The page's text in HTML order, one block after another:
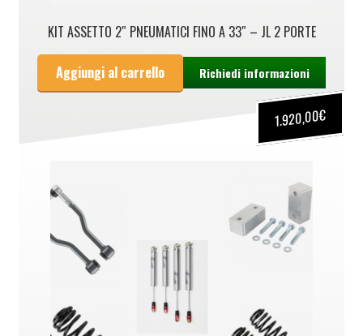
KIT ASSETTO 2″ PNEUMATICI FINO A 33″ – JL 2 PORTE
1.920,00€
Aggiungi al carrello Richiedi informazioni